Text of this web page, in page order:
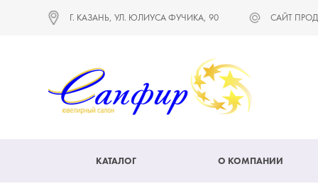
Г. КАЗАНЬ, УЛ. ЮЛИУСА ФУЧИКА, 90 САЙТ
КАТАЛОГ О КОМПАНИИ